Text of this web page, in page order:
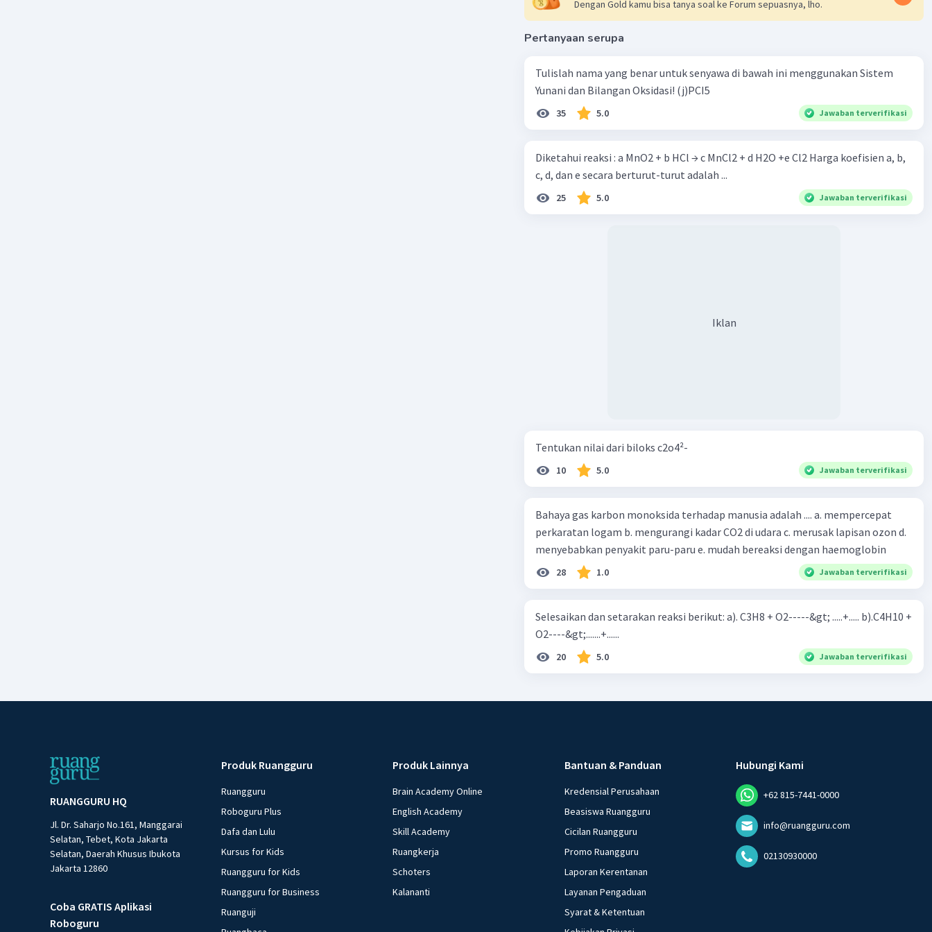
senyawa asam etanoat.
Reaksi ozonolisis pada alkuna akan menghasilkan produk asam
diketon/dikarbonil.
Reaksi ozonolisasi terdapat pada lampiran.
Dengan Gold kamu bisa tanya soal ke Forum sepuasnya, lho.
Pertanyaan serupa
Tulislah nama yang benar untuk senyawa di bawah ini menggunakan Sistem
Yunani dan Bilangan Oksidasi! (j)PCI5
35 5.0 Jawaban terverifikasi
Diketahui reaksi : a MnO2 + b HCl → c MnCl2 + d H2O +e Cl2 Harga koefisien a, b,
c, d, dan e secara berturut-turut adalah ...
25 5.0 Jawaban terverifikasi
Iklan
Tentukan nilai dari biloks c2o4²-
10 5.0 Jawaban terverifikasi
Bahaya gas karbon monoksida terhadap manusia adalah .... a. mempercepat
perkaratan logam b. mengurangi kadar CO2 di udara c. merusak lapisan ozon d.
menyebabkan penyakit paru-paru e. mudah bereaksi dengan haemoglobin
28 1.0 Jawaban terverifikasi
Selesaikan dan setarakan reaksi berikut: a). C3H8 + O2-----&gt; .....+..... b).C4H10 +
O2----&gt;.......+......
20 5.0 Jawaban terverifikasi
RUANGGURU HQ
Jl. Dr. Saharjo No.161, Manggarai
Selatan, Tebet, Kota Jakarta
Selatan, Daerah Khusus Ibukota
Jakarta 12860
Coba GRATIS Aplikasi
Roboguru
Produk Ruangguru
Ruangguru
Roboguru Plus
Dafa dan Lulu
Kursus for Kids
Ruangguru for Kids
Ruangguru for Business
Ruanguji
Produk Lainnya
Brain Academy Online
English Academy
Skill Academy
Ruangkerja
Schoters
Kalananti
Bantuan & Panduan
Kredensial Perusahaan
Beasiswa Ruangguru
Cicilan Ruangguru
Promo Ruangguru
Laporan Kerentanan
Layanan Pengaduan
Syarat & Ketentuan
Hubungi Kami
+62 815-7441-0000
info@ruangguru.com
02130930000